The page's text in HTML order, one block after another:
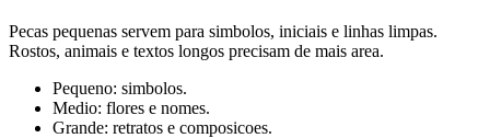
Pecas pequenas servem para simbolos, iniciais e linhas limpas.
Rostos, animais e textos longos precisam de mais area.
Pequeno: simbolos.
Medio: flores e nomes.
Grande: retratos e composicoes.